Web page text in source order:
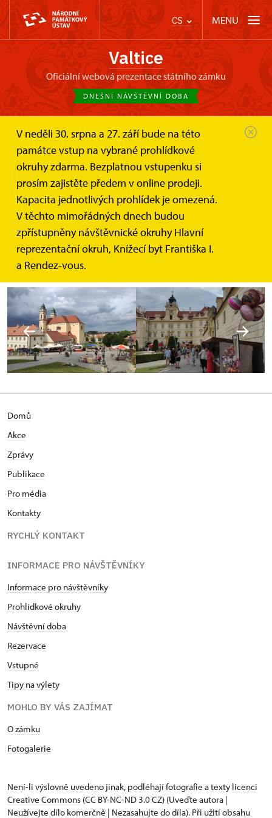
CS MENU
Valtice
oficiální webová prezentace státního zámku
DNEŠNÍ NÁVŠTĚVNÍ DOBA
V neděli 30. srpna a 27. září bude na této
památce vstup na vybrané prohlídkové
okruhy zdarma. Bezplatnou vstupenku si
prosím zajistěte předem v online prodeji.
Kapacita jednotlivých prohlídek je omezená.
V těchto mimořádných dnech budou
zpřístupněny návštěvnické okruhy Hlavní
reprezentační okruh, Knížecí byt Františka I.
a Rendez-vous.
Zámek Valtice Akce Valtice po italsku 2023
Letní pití vína aneb Valtice po
italsku 5. - 6. 7. 2023
Sedmý roční akce se konal na nádvoří zámku Valtice
ve dnech státních svátků a těšil se bohaté
návštěvnosti.
Domů
Akce
Zprávy
Publikace
Pro média
Kontakty
RYCHLÝ KONTAKT
INFORMACE PRO NÁVŠTĚVNÍKY
Informace pro návštěvníky
Prohlídkové okruhy
Návštěvní doba
Rezervace
Vstupné
Tipy na výlety
MOHLO BY VÁS ZAJÍMAT
O zámku
Fotogalerie
Není-li výslovně uvedeno jinak, podléhají fotografie a texty licenci
Creative Commons (CC BY-NC-ND 3.0 CZ) (Uveďte autora |
Neužívejte dílo komerčně | Nezasahujte do díla). Při užití obsahu